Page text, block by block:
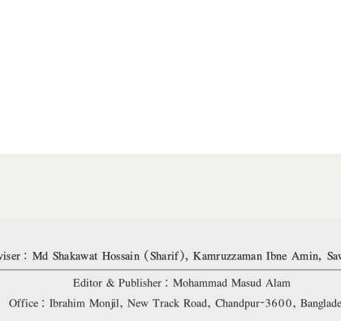
Md Shakawat Hossain (Sharif), Kamruzzaman Ibne Amin,
Editor & Publisher: Mohammad Masud Alam
Office: Ibrahim Monjil, New Track Road, Chandpur-3600,